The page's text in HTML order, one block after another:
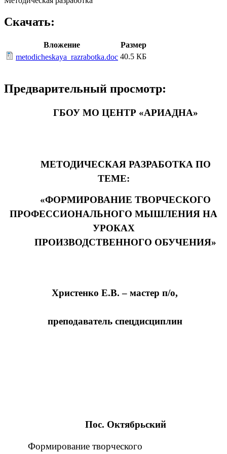
Скачать:
Вложение
Размер
metodicheskaya_razrabotka.doc 40.5 КБ
Предварительный просмотр:
ГБОУ МО ЦЕНТР «АРИАДНА»
МЕТОДИЧЕСКАЯ РАЗРАБОТКА ПО
ТЕМЕ:
«ФОРМИРОВАНИЕ ТВОРЧЕСКОГО
ПРОФЕССИОНАЛЬНОГО МЫШЛЕНИЯ НА
УРОКАХ
ПРОИЗВОДСТВЕННОГО ОБУЧЕНИЯ»
Христенко Е.В. – мастер п/о,
преподаватель спецдисциплин
Пос. Октябрьский
Формирование творческого